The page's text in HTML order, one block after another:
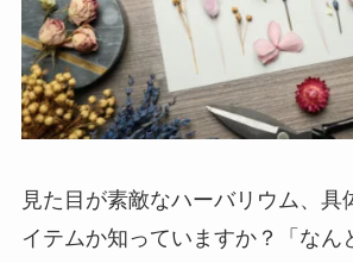
見た目が素敵なハーバリウム、具
イテムか知っていますか？「なん